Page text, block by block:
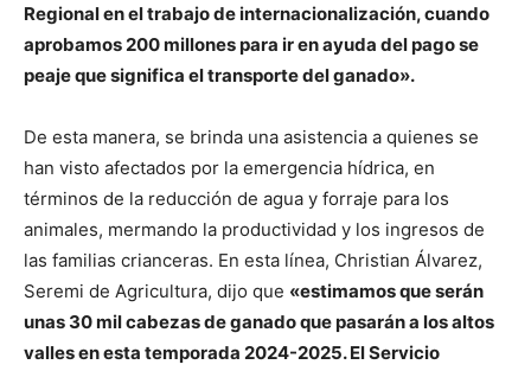
Regional en el trabajo de internacionalización, cuando
aprobamos 200 millones para ir en ayuda del pago se
peaje que significa el transporte del ganado».
De esta manera, se brinda una asistencia a quienes se
han visto afectados por la emergencia hídrica, en
términos de la reducción de agua y forraje para los
animales, mermando la productividad y los ingresos de
las familias crianceras. En esta línea, Christian Álvarez,
Seremi de Agricultura, dijo que «estimamos que serán
unas 30 mil cabezas de ganado que pasarán a los altos
valles en esta temporada 2024-2025. El Servicio